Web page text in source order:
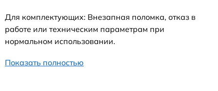
Для комплектующих: Внезапная поломка, отказ в
работе или техническим параметрам при
нормальном использовании.
Показать полностью